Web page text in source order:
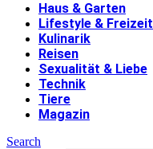
Haus & Garten
Lifestyle & Freizeit
Kulinarik
Reisen
Sexualität & Liebe
Technik
Tiere
Magazin
Search